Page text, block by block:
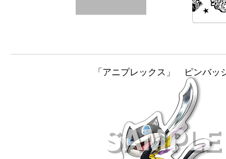
「アニプレックス」 ピンバッ